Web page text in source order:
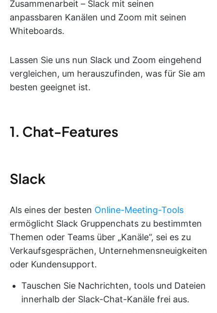
Zusammenarbeit – Slack mit seinen
anpassbaren Kanälen und Zoom mit seinen
Whiteboards.
Lassen Sie uns nun Slack und Zoom eingehend
vergleichen, um herauszufinden, was für Sie am
besten geeignet ist.
1. Chat-Features
Slack
Als eines der besten Online-Meeting-Tools
ermöglicht Slack Gruppenchats zu bestimmten
Themen oder Teams über „Kanäle“, sei es zu
Verkaufsgesprächen, Unternehmensneuigkeiten
oder Kundensupport.
Tauschen Sie Nachrichten, tools und Dateien
innerhalb der Slack-Chat-Kanäle frei aus.